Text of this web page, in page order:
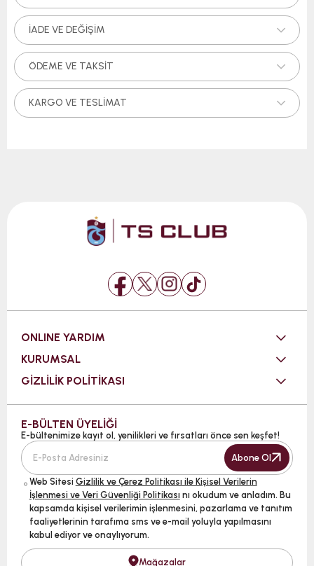
İADE VE DEĞIŞIM
ÖDEME VE TAKSIT
KARGO VE TESLIMAT
ONLINE YARDIM
KURUMSAL
GİZLİLİK POLİTİKASI
E-BÜLTEN ÜYELİĞİ
E-bültenimize kayıt ol, yenilikleri ve fırsatları önce sen keşfet!
Abone Ol
Web Sitesi Gizlilik ve Çerez Politikası ile Kişisel Verilerin
İşlenmesi ve Veri Güvenliği Politikası nı okudum ve anladım. Bu
kapsamda kişisel verilerimin işlenmesini, pazarlama ve tanıtım
faaliyetlerinin tarafıma sms ve e-mail yoluyla yapılmasını
kabul ediyor ve onaylıyorum.
Mağazalar